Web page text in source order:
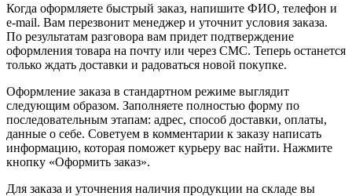
Когда оформляете быстрый заказ, напишите ФИО, телефон и
e-mail. Вам перезвонит менеджер и уточнит условия заказа.
По результатам разговора вам придет подтверждение
оформления товара на почту или через СМС. Теперь останется
только ждать доставки и радоваться новой покупке.
Оформление заказа в стандартном режиме выглядит
следующим образом. Заполняете полностью форму по
последовательным этапам: адрес, способ доставки, оплаты,
данные о себе. Советуем в комментарии к заказу написать
информацию, которая поможет курьеру вас найти. Нажмите
кнопку «Оформить заказ».
Для заказа и уточнения наличия продукции на складе вы